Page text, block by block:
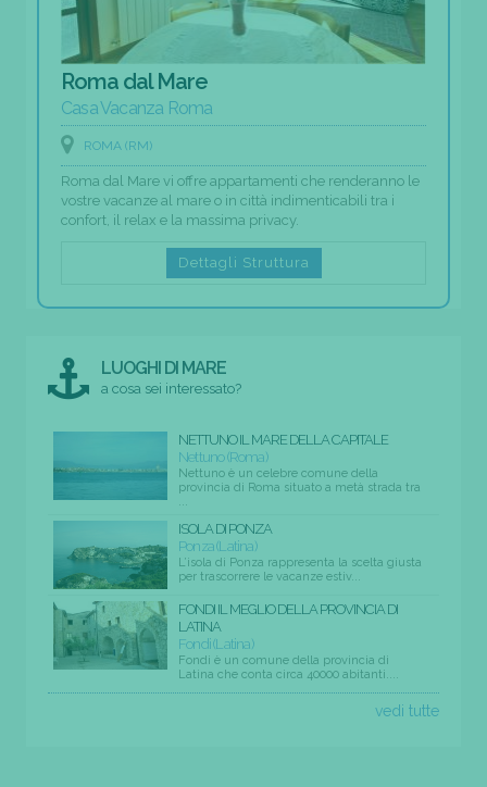
Roma dal Mare
Casa Vacanza Roma
ROMA (RM)
Roma dal Mare vi offre appartamenti che renderanno le
vostre vacanze al mare o in città indimenticabili tra i
confort, il relax e la massima privacy.
Dettagli Struttura
LUOGHI DI MARE
a cosa sei interessato?
NETTUNO IL MARE DELLA CAPITALE
Nettuno (Roma)
Nettuno è un celebre comune della
provincia di Roma situato a metà strada tra
...
ISOLA DI PONZA
Ponza (Latina)
L’isola di Ponza rappresenta la scelta giusta
per trascorrere le vacanze estiv...
FONDI IL MEGLIO DELLA PROVINCIA DI
LATINA
Fondi (Latina)
Fondi è un comune della provincia di
Latina che conta circa 40000 abitanti....
vedi tutte